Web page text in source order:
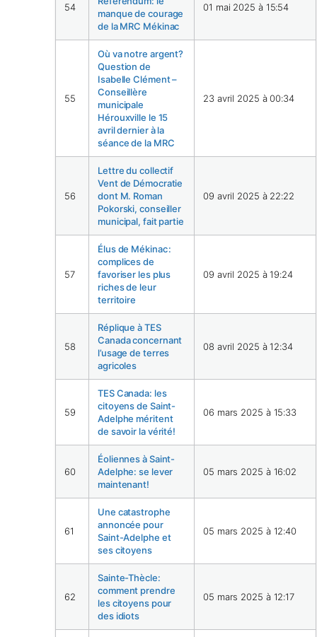
54
manque de courage
de la MRC Mékinac
01 mai 2025 à 15:54
55
Où va notre argent?
Question de
Isabelle Clément –
Conseillère
municipale
Hérouxville le 15
avril dernier à la
séance de la MRC
23 avril 2025 à 00:34
56
Lettre du collectif
Vent de Démocratie
dont M. Roman
Pokorski, conseiller
municipal, fait partie
09 avril 2025 à 22:22
57
Élus de Mékinac :
complices de
favoriser les plus
riches de leur
territoire
09 avril 2025 à 19:24
58
Réplique à TES
Canada concernant
l’usage de terres
agricoles
08 avril 2025 à 12:34
59
TES Canada: les
citoyens de Saint-
Adelphe méritent
de savoir la vérité!
06 mars 2025 à 15:33
60
Éoliennes à Saint-
Adelphe: se lever
maintenant!
05 mars 2025 à 16:02
61
Une catastrophe
annoncée pour
Saint-Adelphe et
ses citoyens
05 mars 2025 à 12:40
62
Sainte-Thècle:
comment prendre
les citoyens pour
des idiots
05 mars 2025 à 12:17